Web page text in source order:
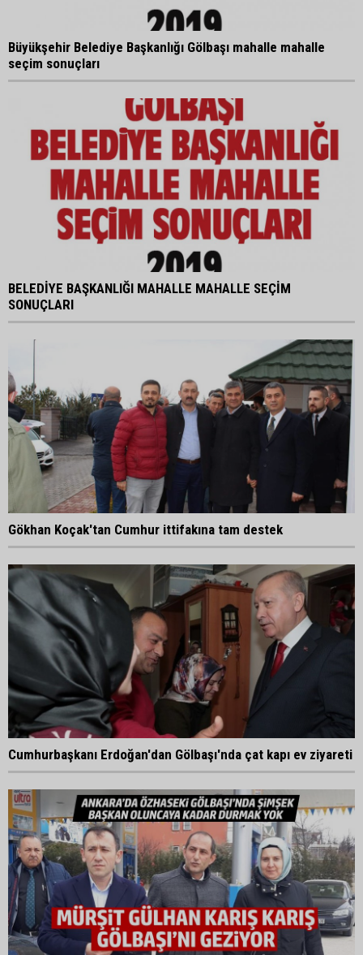
Büyükşehir Belediye Başkanlığı Gölbaşı mahalle mahalle
seçim sonuçları
BELEDİYE BAŞKANLIĞI MAHALLE MAHALLE SEÇİM
SONUÇLARI
Gökhan Koçak'tan Cumhur ittifakına tam destek
Cumhurbaşkanı Erdoğan'dan Gölbaşı'nda çat kapı ev ziyareti